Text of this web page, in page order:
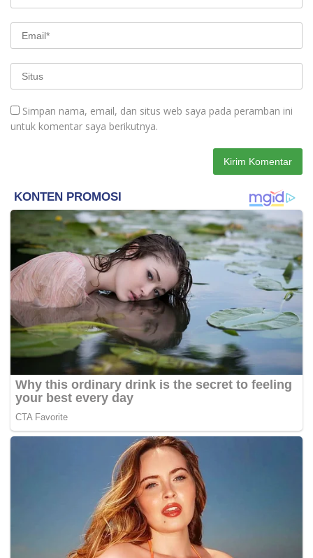
Simpan nama, email, dan situs web saya pada peramban ini
untuk komentar saya berikutnya.